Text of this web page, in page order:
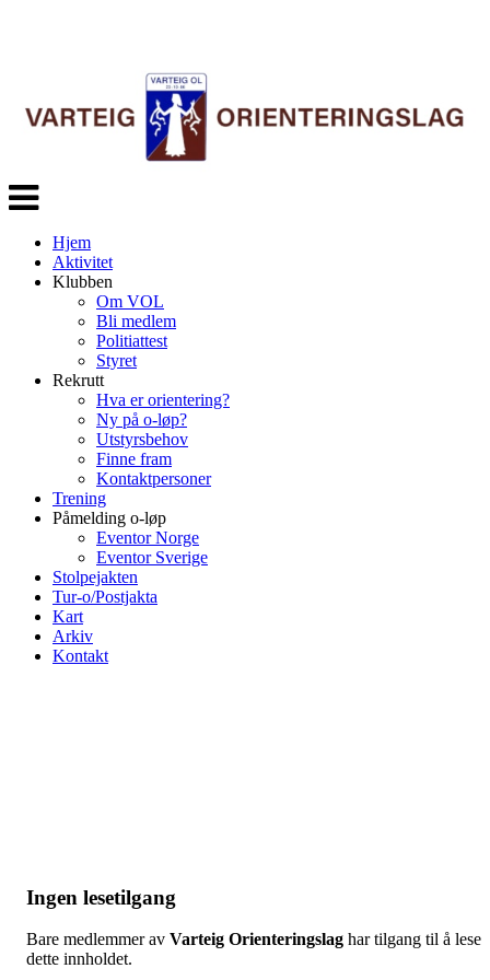
Veksle
navigasjon
Hjem
Aktivitet
Klubben
Om VOL
Bli medlem
Politiattest
Styret
Rekrutt
Hva er orientering?
Ny på o-løp?
Utstyrsbehov
Finne fram
Kontaktpersoner
Trening
Påmelding o-løp
Eventor Norge
Eventor Sverige
Stolpejakten
Tur-o/Postjakta
Kart
Arkiv
Kontakt
Ingen lesetilgang
Bare medlemmer av Varteig Orienteringslag har tilgang til å lese
dette innholdet.